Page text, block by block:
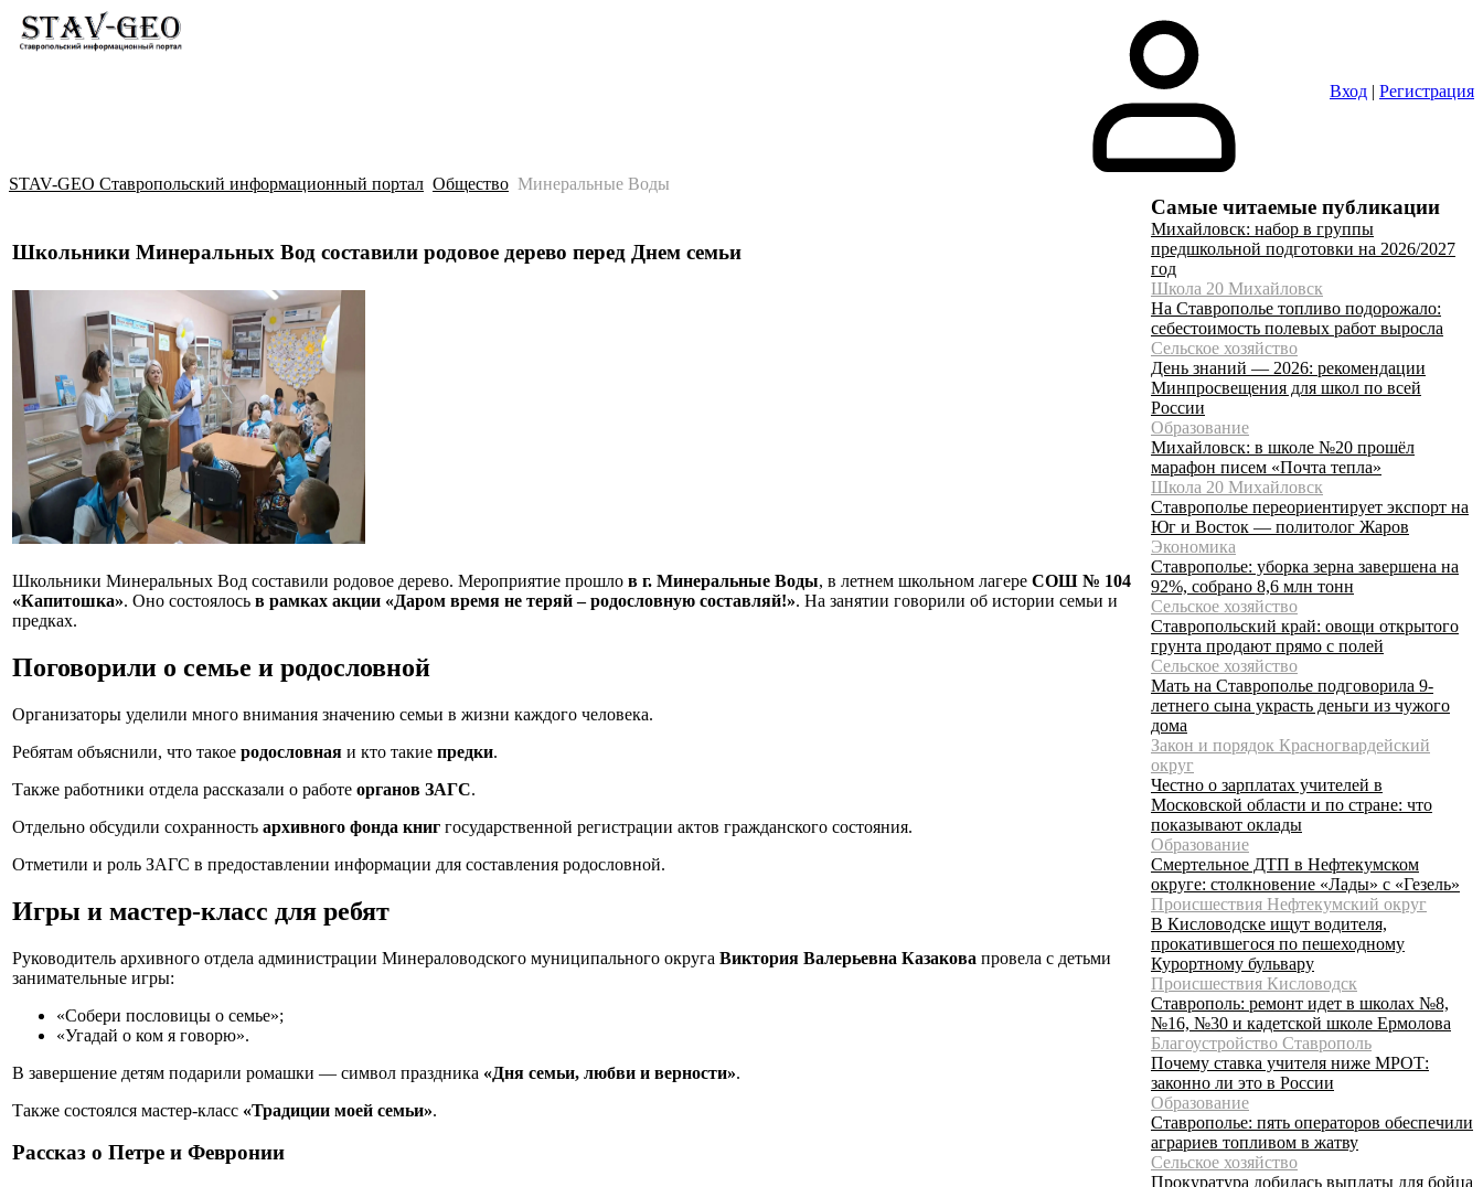
Вход | Регистрация
STAV-GEO Ставропольский информационный портал Общество Минеральные Воды
Школьники Минеральных Вод составили родовое дерево перед Днем семьи
Школьники Минеральных Вод составили родовое дерево. Мероприятие прошло в г. Минеральные Воды, в летнем школьном лагере СОШ № 104
«Капитошка». Оно состоялось в рамках акции «Даром время не теряй – родословную составляй!». На занятии говорили об истории семьи и
предках.
Поговорили о семье и родословной
Организаторы уделили много внимания значению семьи в жизни каждого человека.
Ребятам объяснили, что такое родословная и кто такие предки.
Также работники отдела рассказали о работе органов ЗАГС.
Отдельно обсудили сохранность архивного фонда книг государственной регистрации актов гражданского состояния.
Отметили и роль ЗАГС в предоставлении информации для составления родословной.
Игры и мастер-класс для ребят
Руководитель архивного отдела администрации Минераловодского муниципального округа Виктория Валерьевна Казакова провела с детьми
занимательные игры:
«Собери пословицы о семье»;
«Угадай о ком я говорю».
В завершение детям подарили ромашки — символ праздника «Дня семьи, любви и верности».
Также состоялся мастер-класс «Традиции моей семьи».
Рассказ о Петре и Февронии
Самые читаемые публикации
Михайловск: набор в группы
предшкольной подготовки на 2026/2027
год
Школа 20 Михайловск
На Ставрополье топливо подорожало:
себестоимость полевых работ выросла
Сельское хозяйство
День знаний — 2026: рекомендации
Минпросвещения для школ по всей
России
Образование
Михайловск: в школе №20 прошёл
марафон писем «Почта тепла»
Школа 20 Михайловск
Ставрополье переориентирует экспорт на
Юг и Восток — политолог Жаров
Экономика
Ставрополье: уборка зерна завершена на
92%, собрано 8,6 млн тонн
Сельское хозяйство
Ставропольский край: овощи открытого
грунта продают прямо с полей
Сельское хозяйство
Мать на Ставрополье подговорила 9-
летнего сына украсть деньги из чужого
дома
Закон и порядок Красногвардейский
округ
Честно о зарплатах учителей в
Московской области и по стране: что
показывают оклады
Образование
Смертельное ДТП в Нефтекумском
округе: столкновение «Лады» с «Гезель»
Происшествия Нефтекумский округ
В Кисловодске ищут водителя,
прокатившегося по пешеходному
Курортному бульвару
Происшествия Кисловодск
Ставрополь: ремонт идет в школах №8,
№16, №30 и кадетской школе Ермолова
Благоустройство Ставрополь
Почему ставка учителя ниже МРОТ:
законно ли это в России
Образование
Ставрополье: пять операторов обеспечили
аграриев топливом в жатву
Сельское хозяйство
Прокуратура добилась выплаты для бойца